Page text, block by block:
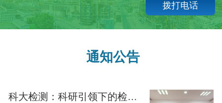
拨打电话
通知公告
科大检测：科研引领下的检测——湖南科